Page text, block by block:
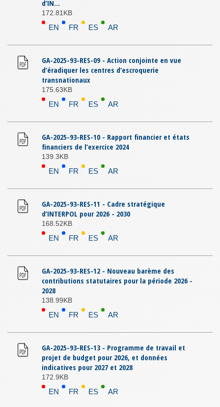
d’IN...
172.81KB
EN FR ES AR
GA-2025-93-RES-09 - Action conjointe en vue
d’éradiquer les centres d’escroquerie
transnationaux
175.63KB
EN FR ES AR
GA-2025-93-RES-10 - Rapport financier et états
financiers de l’exercice 2024
139.3KB
EN FR ES AR
GA-2025-93-RES-11 - Cadre stratégique
d’INTERPOL pour 2026 - 2030
168.52KB
EN FR ES AR
GA-2025-93-RES-12 - Nouveau barème des
contributions statutaires pour la période 2026 -
2028
138.99KB
EN FR ES AR
GA-2025-93-RES-13 - Programme de travail et
projet de budget pour 2026, et données
indicatives pour 2027 et 2028
172.9KB
EN FR ES AR